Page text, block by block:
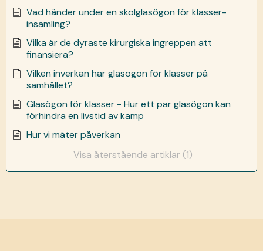
Vad händer under en skolglasögon för klasser-
insamling?
Vilka är de dyraste kirurgiska ingreppen att
finansiera?
Vilken inverkan har glasögon för klasser på
samhället?
Glasögon för klasser - Hur ett par glasögon kan
förhindra en livstid av kamp
Hur vi mäter påverkan
Visa återstående artiklar (1)